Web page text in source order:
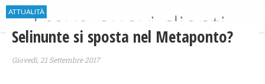
ATTUALITÀ
Selinunte si sposta nel Metaponto?
Giovedì, 21 Settembre 2017